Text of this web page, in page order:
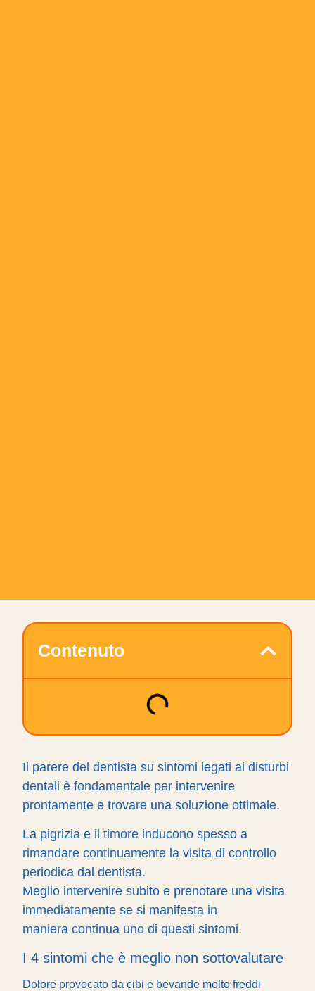
Contenuto
Il parere del dentista su sintomi legati ai disturbi
dentali è fondamentale per intervenire
prontamente e trovare una soluzione ottimale.
La pigrizia e il timore inducono spesso a
rimandare continuamente la visita di controllo
periodica dal dentista.
Meglio intervenire subito e prenotare una visita
immediatamente se si manifesta in
maniera continua uno di questi sintomi.
I 4 sintomi che è meglio non sottovalutare
Dolore provocato da cibi e bevande molto freddi